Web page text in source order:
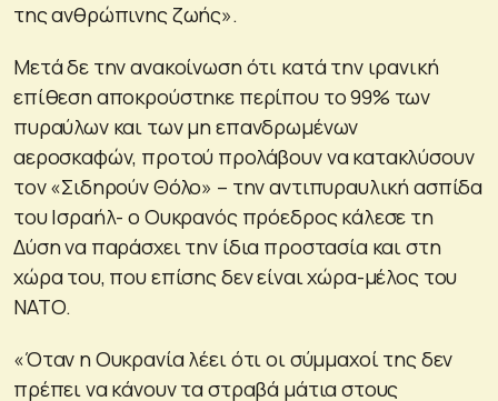
της ανθρώπινης ζωής».
Μετά δε την ανακοίνωση ότι κατά την ιρανική
επίθεση αποκρούστηκε περίπου το 99% των
πυραύλων και των μη επανδρωμένων
αεροσκαφών, προτού προλάβουν να κατακλύσουν
τον «Σιδηρούν Θόλο» – την αντιπυραυλική ασπίδα
του Ισραήλ- ο Ουκρανός πρόεδρος κάλεσε τη
Δύση να παράσχει την ίδια προστασία και στη
χώρα του, που επίσης δεν είναι χώρα-μέλος του
ΝΑΤΟ.
«Όταν η Ουκρανία λέει ότι οι σύμμαχοί της δεν
πρέπει να κάνουν τα στραβά μάτια στους